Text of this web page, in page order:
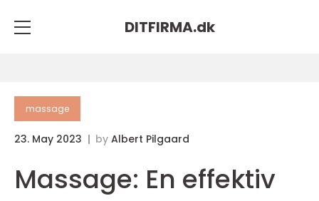
DITFIRMA.dk
massage
23. May 2023 by Albert Pilgaard
Massage: En effektiv